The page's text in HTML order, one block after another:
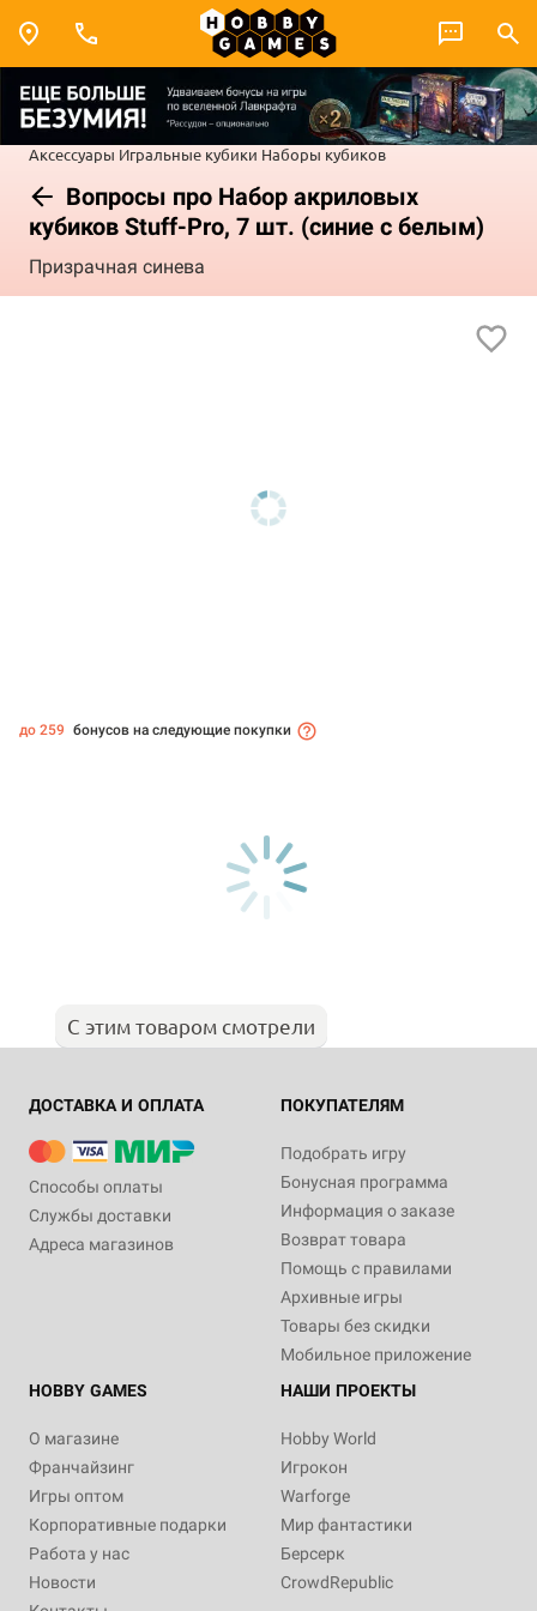
Аксессуары Игральные кубики Наборы кубиков
Вопросы про Набор акриловых
кубиков Stuff-Pro, 7 шт. (синие с белым)
Призрачная синева
до 259 бонусов на следующие покупки
С этим товаром смотрели
ДОСТАВКА И ОПЛАТА
Способы оплаты
Службы доставки
Адреса магазинов
ПОКУПАТЕЛЯМ
Подобрать игру
Бонусная программа
Информация о заказе
Возврат товара
Помощь с правилами
Архивные игры
Товары без скидки
Мобильное приложение
HOBBY GAMES
О магазине
Франчайзинг
Игры оптом
Корпоративные подарки
Работа у нас
Новости
НАШИ ПРОЕКТЫ
Hobby World
Игрокон
Warforge
Мир фантастики
Берсерк
CrowdRepublic